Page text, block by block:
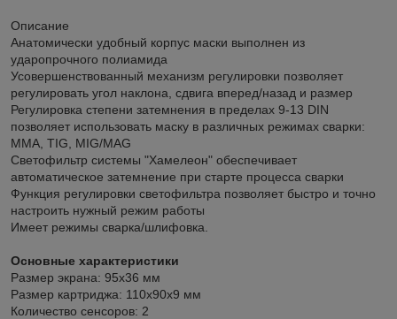
Описание
Анатомически удобный корпус маски выполнен из
ударопрочного полиамида
Усовершенствованный механизм регулировки позволяет
регулировать угол наклона, сдвига вперед/назад и размер
Регулировка степени затемнения в пределах 9-13 DIN
позволяет использовать маску в различных режимах сварки:
MMA, TIG, MIG/MAG
Светофильтр системы "Хамелеон" обеспечивает
автоматическое затемнение при старте процесса сварки
Функция регулировки светофильтра позволяет быстро и точно
настроить нужный режим работы
Имеет режимы сварка/шлифовка.
Основные характеристики
Размер экрана: 95х36 мм
Размер картриджа: 110х90х9 мм
Количество сенсоров: 2